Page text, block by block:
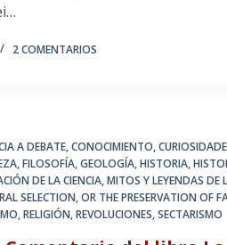
2 COMENTARIOS
A DEBATE,CONOCIMIENTO,
,FILOSOFÍA,GEOLOGÍA,HISTORIA,
DE LA CIENCIA,MITOS Y LEYENDAS DE
SELECTION,OR THE PRESERVATION OF
,RELIGIÓN,REVOLUCIONES,SECTARISMO